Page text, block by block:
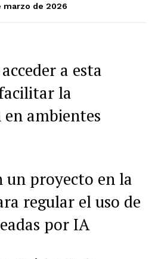
marzo de 2026
a esta
la
ambientes
un proyecto en la
regular el uso de
por IA